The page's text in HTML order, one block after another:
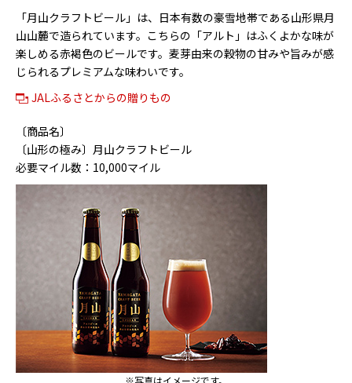
「月山クラフトビール」は、日本有数の豪雪地帯である山形県月
山山麓で造られています。こちらの「アルト」はふくよかな味が
楽しめる赤褐色のビールです。麦芽由来の穀物の甘みや旨みが感
じられるプレミアムな味わいです。
JALふるさとからの贈りもの
〔商品名〕
〔山形の極み〕月山クラフトビール
必要マイル数：10,000マイル
※写真はイメージです。